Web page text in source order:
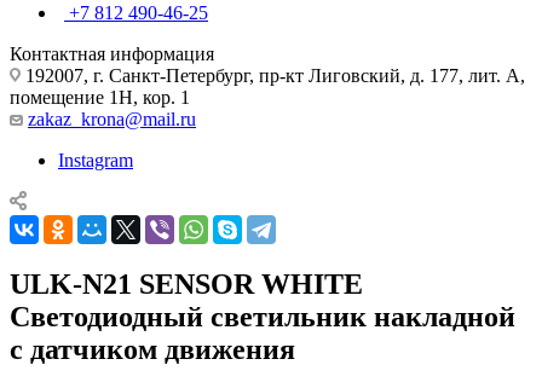
+7 812 490-46-25
Контактная информация
192007, г. Санкт-Петербург, пр-кт Лиговский, д. 177, лит. А,
помещение 1Н, кор. 1
zakaz_krona@mail.ru
Instagram
ULK-N21 SENSOR WHITE
Светодиодный светильник накладной
с датчиком движения